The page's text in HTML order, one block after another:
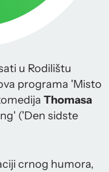
u Rodilištu
programa 'Misto
Thomasa
('Den sidste
crnog humora,